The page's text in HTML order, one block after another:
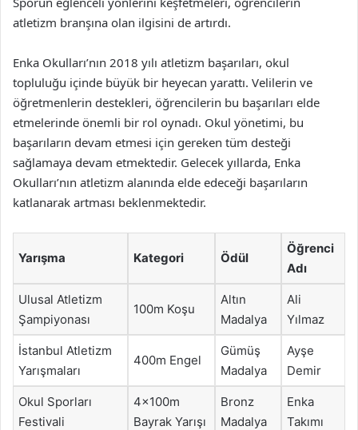
atletizm branşına olan ilgisini de artırdı.
Enka Okulları’nın 2018 yılı atletizm başarıları, okul
topluluğu içinde büyük bir heyecan yarattı. Velilerin ve
öğretmenlerin destekleri, öğrencilerin bu başarıları elde
etmelerinde önemli bir rol oynadı. Okul yönetimi, bu
başarıların devam etmesi için gereken tüm desteği
sağlamaya devam etmektedir. Gelecek yıllarda, Enka
Okulları’nın atletizm alanında elde edeceği başarıların
katlanarak artması beklenmektedir.
Yarışma Kategori Ödül
Öğrenci
Adı
Ulusal Atletizm
Şampiyonası
100m Koşu
Altın
Madalya
Ali
Yılmaz
İstanbul Atletizm
Yarışmaları
400m Engel
Gümüş
Madalya
Ayşe
Demir
Okul Sporları
Festivali
4x100m
Bayrak Yarışı
Bronz
Madalya
Enka
Takımı